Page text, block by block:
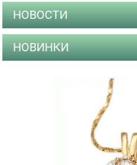
НОВОСТИ
НОВИНКИ